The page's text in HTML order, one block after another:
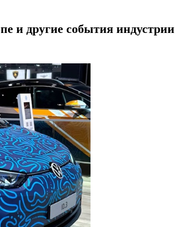
и другие события индустрии